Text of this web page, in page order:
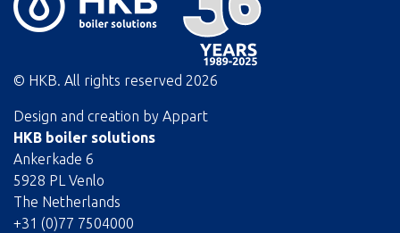
© HKB. All rights reserved 2026
Design and creation by Appart
HKB boiler solutions
Ankerkade 6
5928 PL Venlo
The Netherlands
+31 (0)77 7504000